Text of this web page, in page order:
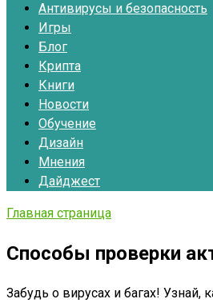
Антивирусы и безопасность
Игры
Блог
Крипта
Книги
Новости
Обучение
Дизайн
Мнения
Дайджест
Главная страница
Способы проверки
Забудь о вирусах и багах!